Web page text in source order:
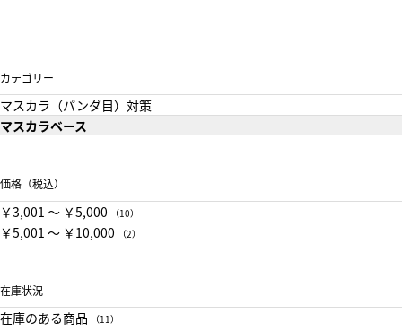
カテゴリー
マスカラ（パンダ目）対策
マスカラベース
価格（税込）
￥3,001 〜 ￥5,000 （10）
￥5,001 〜 ￥10,000 （2）
在庫状況
在庫のある商品 （11）